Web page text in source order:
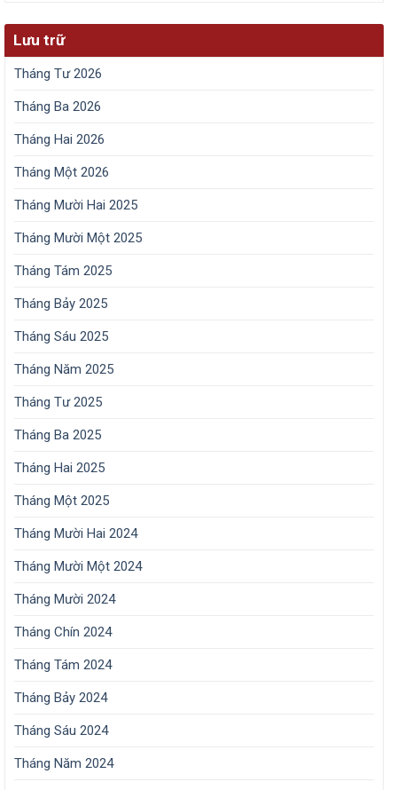
Lưu trữ
Tháng Tư 2026
Tháng Ba 2026
Tháng Hai 2026
Tháng Một 2026
Tháng Mười Hai 2025
Tháng Mười Một 2025
Tháng Tám 2025
Tháng Bảy 2025
Tháng Sáu 2025
Tháng Năm 2025
Tháng Tư 2025
Tháng Ba 2025
Tháng Hai 2025
Tháng Một 2025
Tháng Mười Hai 2024
Tháng Mười Một 2024
Tháng Mười 2024
Tháng Chín 2024
Tháng Tám 2024
Tháng Bảy 2024
Tháng Sáu 2024
Tháng Năm 2024